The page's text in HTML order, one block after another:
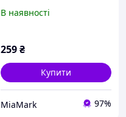
В наявності
259₴
Купити
MiaMark 97%